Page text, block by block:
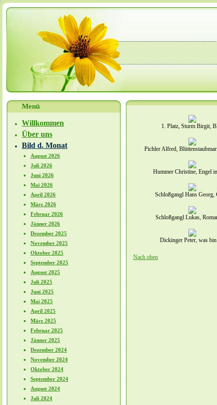
Menü
Willkommen
Über uns
Bild d. Monat
August 2026
Juli 2026
Juni 2026
Mai 2026
April 2026
März 2026
Februar 2026
Jänner 2026
Dezember 2025
November 2025
Oktober 2025
September 2025
August 2025
Juli 2025
Juni 2025
Mai 2025
April 2025
März 2025
Februar 2025
Jänner 2025
Dezember 2024
November 2024
Oktober 2024
September 2024
August 2024
Juli 2024
1. Platz, Sturm Birgit,
Pichler Alfred,
Hummer Christine, Engel
Schloßgangl Hans Georg,
Schloßgangl Lukas,
Dickinger Peter, was
Nach oben